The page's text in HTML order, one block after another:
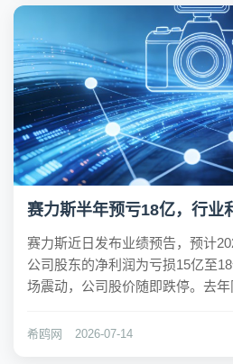
赛力斯半年预亏18亿，行业
赛力斯近日发布业绩预告，预计
公司股东的净利润为亏损15亿至
场震动，公司股价随即跌停。去
然。作为曾被视作行业逆袭典范
希鸥网 2026-07-14